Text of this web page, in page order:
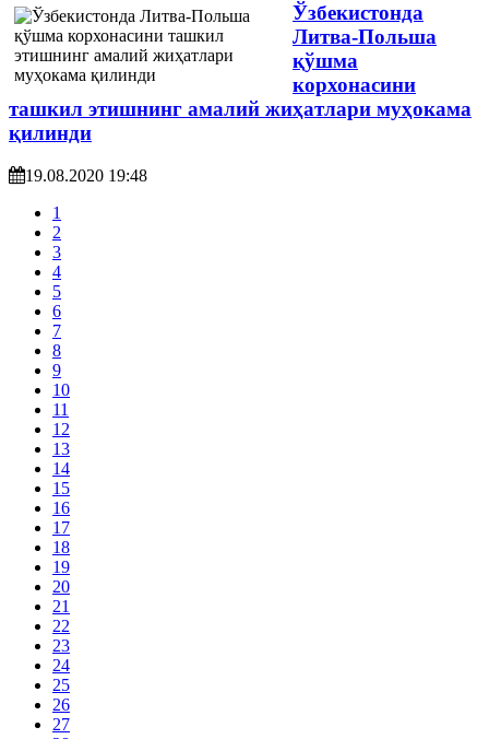
Ўзбекистонда
Литва-Польша
қўшма
корхонасини
ташкил этишнинг амалий жиҳатлари муҳокама
қилинди
19.08.2020 19:48
1
2
3
4
5
6
7
8
9
10
11
12
13
14
15
16
17
18
19
20
21
22
23
24
25
26
27